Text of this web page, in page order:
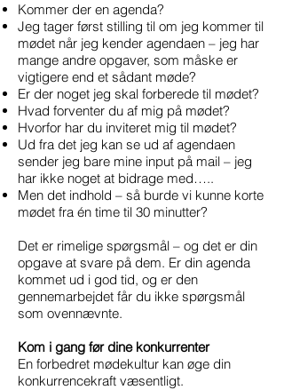
Kommer der en agenda?
Jeg tager først stilling til om jeg kommer til
mødet når jeg kender agendaen – jeg har
mange andre opgaver, som måske er
vigtigere end et sådant møde?
Er der noget jeg skal forberede til mødet?
Hvad forventer du af mig på mødet?
Hvorfor har du inviteret mig til mødet?
Ud fra det jeg kan se ud af agendaen
sender jeg bare mine input på mail – jeg
har ikke noget at bidrage med…..
Men det indhold – så burde vi kunne korte
mødet fra én time til 30 minutter?
Det er rimelige spørgsmål – og det er din
opgave at svare på dem. Er din agenda
kommet ud i god tid, og er den
gennemarbejdet får du ikke spørgsmål
som ovennævnte.
Kom i gang før dine konkurrenter
En forbedret mødekultur kan øge din
konkurrencekraft væsentligt.